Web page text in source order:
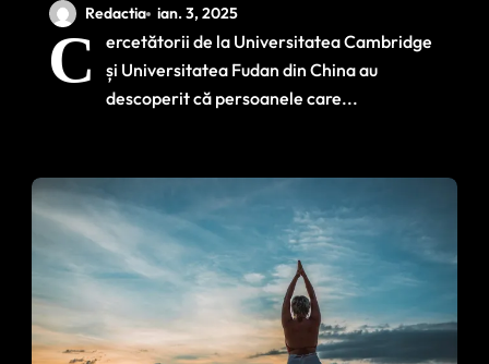
sănătatea?
Descoperirea
cercetătorilor făcută
de sânge
Redactia ian. 3, 2025
C
ercetătorii de la Universitatea Cambridge
și Universitatea Fudan din China au
descoperit că persoanele care...